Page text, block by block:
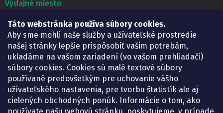
Táto webstránka používa súbory cookies.
Aby sme mohli naše služby a užívateľské prostredie
našej stránky lepšie prispôsobiť vašim potrebám,
ukladáme na vašom zariadení (vo vašom prehliadači)
súbory cookies. Cookies sú malé textové súbory
používané predovšetkým pre uchovanie vášho
užívateľského nastavenia, pre tvorbu štatistík ale aj
cielených obchodných ponúk. Informácie o tom, ako
Výdajné miesto
Lekáreň ADONAI
Košice – Smetanova 2
Pondelok:
07.30 – 15.30 h.
Utorok:
07.30 – 16.00 h.
Streda:
07.30 – 16.00 h.
Štvrtok:
07.30 – 15.30 h.
Piatok:
07.30 – 15.30 h.
KONTAKT